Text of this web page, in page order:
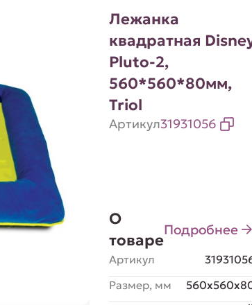
Лежанка
квадратная
Pluto-2,
560*560*80мм,
Triol
Артикул31931056
О
товаре
Подробнее
Артикул
Размер, мм